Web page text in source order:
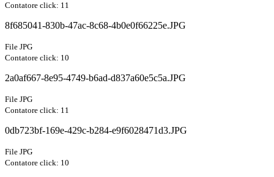
Contatore click: 11
8f685041-830b-47ac-8c68-4b0e0f66225e.JPG
File JPG
Contatore click: 10
2a0af667-8e95-4749-b6ad-d837a60e5c5a.JPG
File JPG
Contatore click: 11
0db723bf-169e-429c-b284-e9f6028471d3.JPG
File JPG
Contatore click: 10